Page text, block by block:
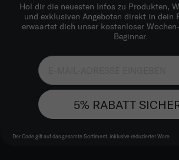
Hol dir die neuesten Infos zu Produkten,
und exklusiven Angeboten direkt in dein
erwaartet dich unser kostenloser
Beginner.
5% RABATT
Der Code gilt auf das gesamte Sortiment, inklusive reduzierter Ware.